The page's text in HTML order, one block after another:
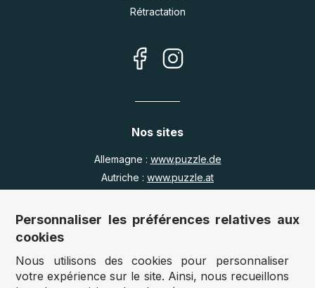
Rétractation
Nos sites
Allemagne : www.puzzle.de
Autriche : www.puzzle.at
Royaume Uni :
www.jigsawpuzzle.co.uk
Accès revendeurs / détaillants
Personnaliser les préférences relatives aux
cookies
Nous utilisons des cookies pour personnaliser
votre expérience sur le site. Ainsi, nous recueillons